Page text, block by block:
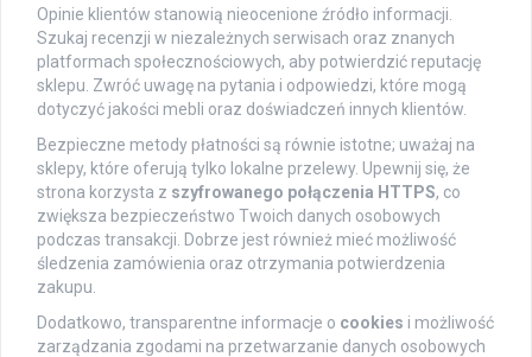
Opinie klientów stanowią nieocenione źródło informacji.
Szukaj recenzji w niezależnych serwisach oraz znanych
platformach społecznościowych, aby potwierdzić reputację
sklepu. Zwróć uwagę na pytania i odpowiedzi, które mogą
dotyczyć jakości mebli oraz doświadczeń innych klientów.
Bezpieczne metody płatności są równie istotne; uważaj na
sklepy, które oferują tylko lokalne przelewy. Upewnij się, że
strona korzysta z szyfrowanego połączenia HTTPS, co
zwiększa bezpieczeństwo Twoich danych osobowych
podczas transakcji. Dobrze jest również mieć możliwość
śledzenia zamówienia oraz otrzymania potwierdzenia
zakupu.
Dodatkowo, transparentne informacje o cookies i możliwość
zarządzania zgodami na przetwarzanie danych osobowych